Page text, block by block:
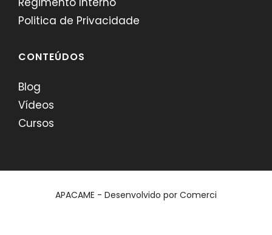
Politica de Privacidade
CONTEÚDOS
Blog
Vídeos
Cursos
APACAME - Desenvolvido por Comerci